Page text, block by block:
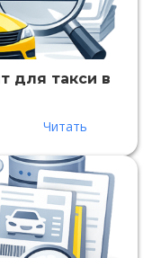
для такси в
Читать